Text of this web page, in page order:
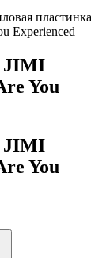
пластинка
Experienced
JIMI
You
JIMI
You